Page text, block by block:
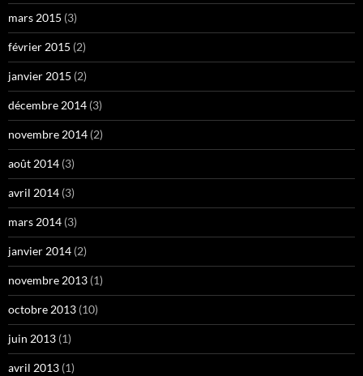
mars 2015 (3)
février 2015 (2)
janvier 2015 (2)
décembre 2014 (3)
novembre 2014 (2)
août 2014 (3)
avril 2014 (3)
mars 2014 (3)
janvier 2014 (2)
novembre 2013 (1)
octobre 2013 (10)
juin 2013 (1)
avril 2013 (1)